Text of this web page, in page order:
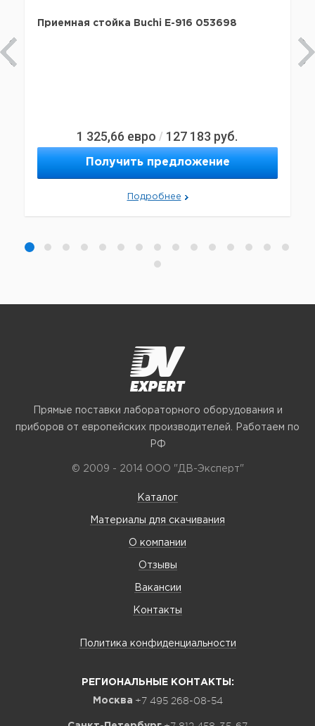
Приемная стойка Buchi E-916 053698
1 325,66 евро / 127 183 руб.
Получить предложение
Подробнее
Прямые поставки лабораторного оборудования и
приборов от европейских производителей. Работаем по
РФ
© 2009 - 2014 ООО "ДВ-Эксперт"
Каталог
Материалы для скачивания
О компании
Отзывы
Вакансии
Контакты
Политика конфиденциальности
РЕГИОНАЛЬНЫЕ КОНТАКТЫ:
Москва +7 495 268-08-54